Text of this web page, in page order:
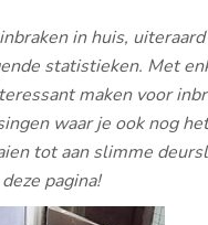
in huis,
statistieken. Met
maken voor
waar je ook nog
tot aan slimme
pagina!